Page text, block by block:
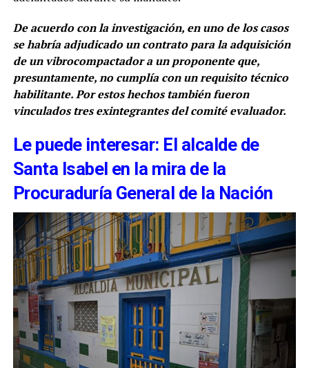
De acuerdo con la investigación, en uno de los casos
se habría adjudicado un contrato para la adquisición
de un vibrocompactador a un proponente que,
presuntamente, no cumplía con un requisito técnico
habilitante. Por estos hechos también fueron
vinculados tres exintegrantes del comité evaluador.
Le puede interesar: El alcalde de
Santa Isabel en la mira de la
Procuraduría General de la Nación